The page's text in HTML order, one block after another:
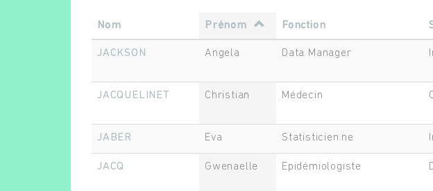
Nom Prénom Fonction
JACKSON Angela Data Manager
JACQUELINET Christian Médecin
JABER Eva Statisticien.ne
JACQ Gwenaelle Epidémiologiste